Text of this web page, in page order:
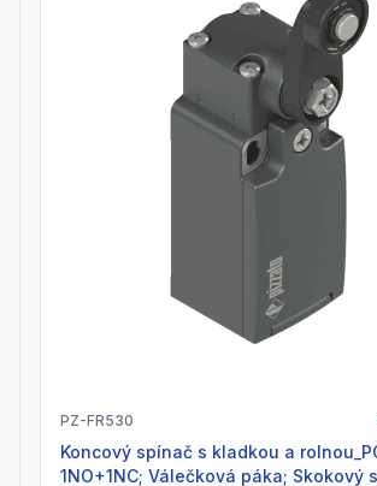
PZ-FR530
Koncový spínač s kladkou a rolnou_PG 13,5; Plast;
1NO+1NC; Válečková páka; Skokový